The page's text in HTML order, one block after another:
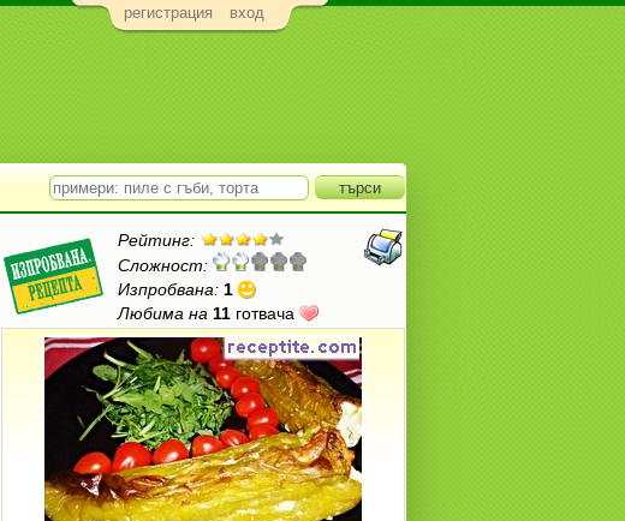
регистрация вход
Рейтинг:
Сложност:
Изпробвана: 1
Любима на 11 готвача